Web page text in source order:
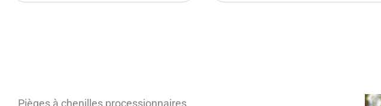
Pièges à chenilles processionnaires